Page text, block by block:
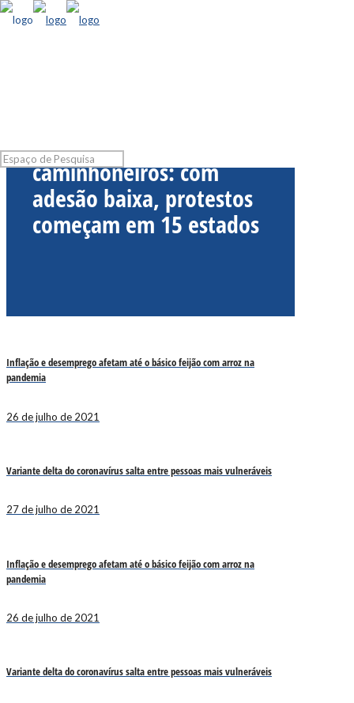
Greve dos
caminhoneiros: com
adesão baixa, protestos
começam em 15 estados
Inflação e desemprego afetam até o básico feijão com arroz na
pandemia
26 de julho de 2021
Variante delta do coronavírus salta entre pessoas mais vulneráveis
27 de julho de 2021
Inflação e desemprego afetam até o básico feijão com arroz na
pandemia
26 de julho de 2021
Variante delta do coronavírus salta entre pessoas mais vulneráveis